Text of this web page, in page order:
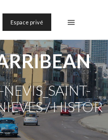
Espace privé
/ HISTOR